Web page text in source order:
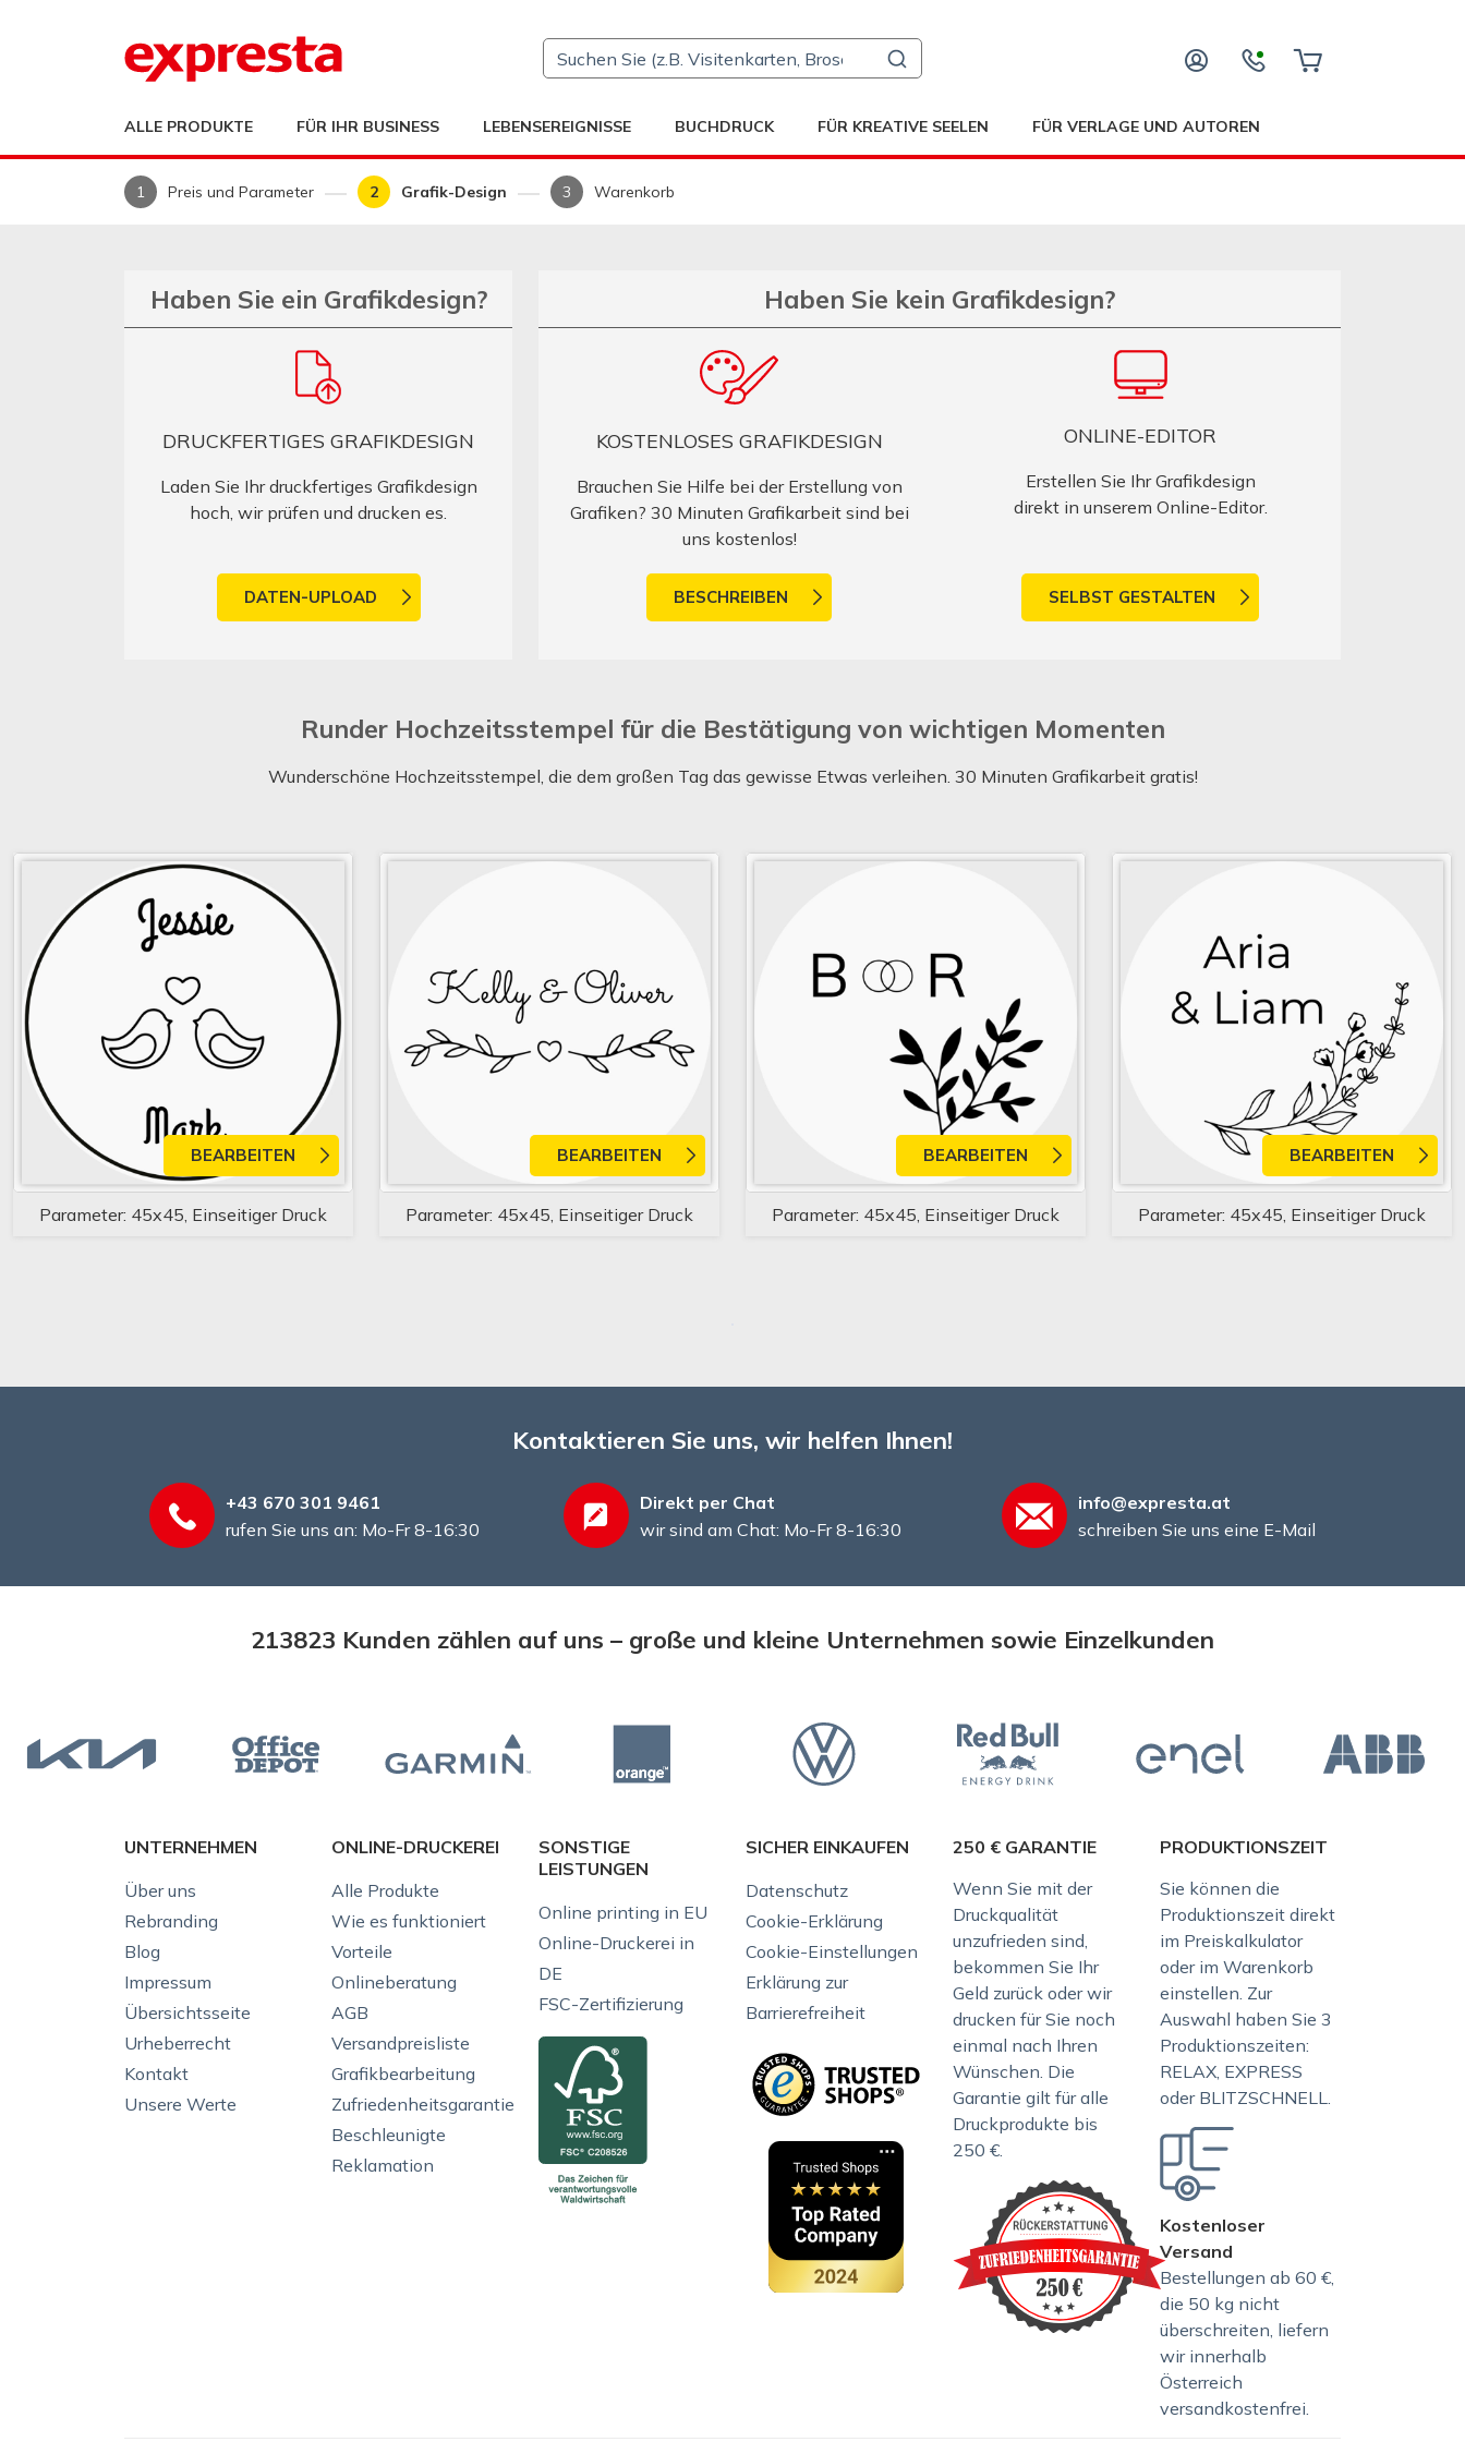
ALLE PRODUKTE FÜR IHR BUSINESS LEBENSEREIGNISSE BUCHDRUCK FÜR KREATIVE SEELEN FÜR VERLAGE UND AUTOREN
Preis und Parameter Grafik-Design Warenkorb
Haben Sie ein Grafikdesign?
DRUCKFERTIGES GRAFIKDESIGN
Laden Sie Ihr druckfertiges Grafikdesign
hoch, wir prüfen und drucken es.
DATEN-UPLOAD
Haben Sie kein Grafikdesign?
KOSTENLOSES GRAFIKDESIGN
Brauchen Sie Hilfe bei der Erstellung von
Grafiken? 30 Minuten Grafikarbeit sind bei
uns kostenlos!
BESCHREIBEN
ONLINE-EDITOR
Erstellen Sie Ihr Grafikdesign
direkt in unserem Online-Editor.
SELBST GESTALTEN
Runder Hochzeitsstempel für die Bestätigung von wichtigen Momenten
Wunderschöne Hochzeitsstempel, die dem großen Tag das gewisse Etwas verleihen. 30 Minuten Grafikarbeit gratis!
Parameter: 45x45, Einseitiger Druck
BEARBEITEN
Parameter: 45x45, Einseitiger Druck
BEARBEITEN
Parameter: 45x45, Einseitiger Druck
BEARBEITEN
Parameter: 45x45, Einseitiger Druck
BEARBEITEN
Kontaktieren Sie uns, wir helfen Ihnen!
+43 670 301 9461
rufen Sie uns an: Mo-Fr 8-16:30
Direkt per Chat
wir sind am Chat: Mo-Fr 8-16:30
info@expresta.at
schreiben Sie uns eine E-Mail
213823 Kunden zählen auf uns – große und kleine Unternehmen sowie Einzelkunden
UNTERNEHMEN
Über uns
Rebranding
Blog
Impressum
Übersichtsseite
Urheberrecht
Kontakt
Unsere Werte
ONLINE-DRUCKEREI
Alle Produkte
Wie es funktioniert
Vorteile
Onlineberatung
AGB
Versandpreisliste
Grafikbearbeitung
Zufriedenheitsgarantie
Beschleunigte
Reklamation
SONSTIGE
LEISTUNGEN
Online printing in EU
Online-Druckerei in
DE
FSC-Zertifizierung
SICHER EINKAUFEN
Datenschutz
Cookie-Erklärung
Cookie-Einstellungen
Erklärung zur
Barrierefreiheit
250 € GARANTIE
Wenn Sie mit der
Druckqualität
unzufrieden sind,
bekommen Sie Ihr
Geld zurück oder wir
drucken für Sie noch
einmal nach Ihren
Wünschen. Die
Garantie gilt für alle
Druckprodukte bis
250 €.
PRODUKTIONSZEIT
Sie können die
Produktionszeit direkt
im Preiskalkulator
oder im Warenkorb
einstellen. Zur
Auswahl haben Sie 3
Produktionszeiten:
RELAX, EXPRESS
oder BLITZSCHNELL.
Kostenloser
Versand
Bestellungen ab 60 €,
die 50 kg nicht
überschreiten, liefern
wir innerhalb
Österreich
versandkostenfrei.